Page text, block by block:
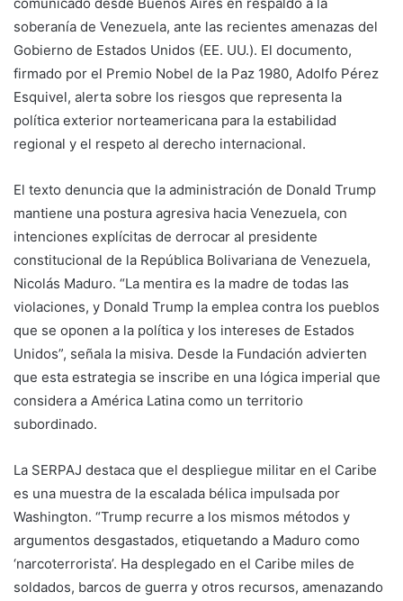
soberanía de Venezuela, ante las recientes amenazas del
Gobierno de Estados Unidos (EE. UU.). El documento,
firmado por el Premio Nobel de la Paz 1980, Adolfo Pérez
Esquivel, alerta sobre los riesgos que representa la
política exterior norteamericana para la estabilidad
regional y el respeto al derecho internacional.
El texto denuncia que la administración de Donald Trump
mantiene una postura agresiva hacia Venezuela, con
intenciones explícitas de derrocar al presidente
constitucional de la República Bolivariana de Venezuela,
Nicolás Maduro. “La mentira es la madre de todas las
violaciones, y Donald Trump la emplea contra los pueblos
que se oponen a la política y los intereses de Estados
Unidos”, señala la misiva. Desde la Fundación advierten
que esta estrategia se inscribe en una lógica imperial que
considera a América Latina como un territorio
subordinado.
La SERPAJ destaca que el despliegue militar en el Caribe
es una muestra de la escalada bélica impulsada por
Washington. “Trump recurre a los mismos métodos y
argumentos desgastados, etiquetando a Maduro como
‘narcoterrorista’. Ha desplegado en el Caribe miles de
soldados, barcos de guerra y otros recursos, amenazando